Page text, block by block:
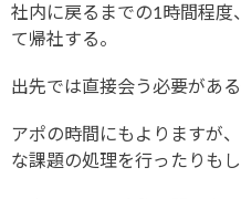
社内に戻るまでの1時間程度
て帰社する。
出先では直接会う必要がある
アポの時間にもよりますが
な課題の処理を行ったりもし